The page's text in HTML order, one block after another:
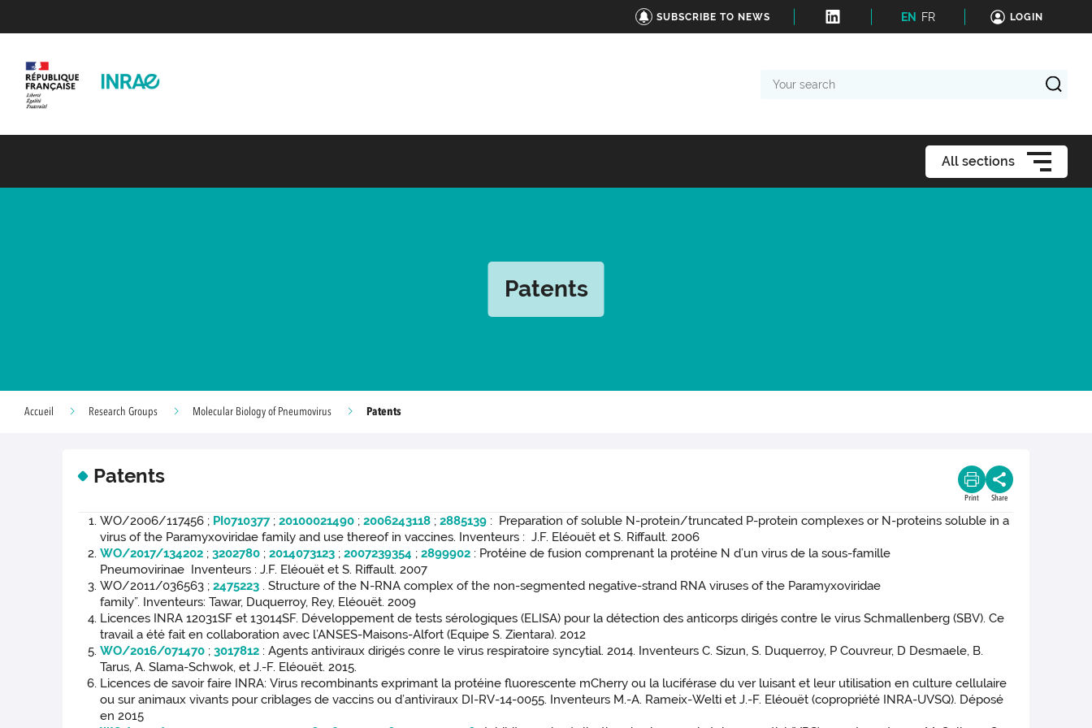
SUBSCRIBE TO NEWS EN FR LOGIN
search
All sections
Patents
Accueil Research Groups Molecular Biology of Pneumovirus Patents
Patents
Print Share
WO/2006/117456 ; PI0710377;20100021490 ;2006243118 ;2885139 : Preparation of soluble N-protein/truncated P-protein complexes or N-proteins soluble in a
virus of the Paramyxoviridae family and use thereof in vaccines. Inventeurs : J.F. Eléouët et S. Riffault. 2006
WO/2017/134202 ;3202780 ;2014073123 ;2007239354 ;2899902 : Protéine de fusion comprenant la protéine N d’un virus de la sous-famille
Pneumovirinae Inventeurs : J.F. Eléouët et S. Riffault. 2007
WO/2011/036563 ;2475223 . Structure of the N-RNA complex of the non-segmented negative-strand RNA viruses of the Paramyxoviridae
family”. Inventeurs: Tawar, Duquerroy, Rey, Eléouët. 2009
Licences INRA 12031SF et 13014SF. Développement de tests sérologiques (ELISA) pour la détection des anticorps dirigés contre le virus Schmallenberg (SBV). Ce
travail a été fait en collaboration avec l’ANSES-Maisons-Alfort (Equipe S. Zientara). 2012
WO/2016/071470 ;3017812 : Agents antiviraux dirigés conre le virus respiratoire syncytial. 2014. Inventeurs C. Sizun, S. Duquerroy, P Couvreur, D Desmaele, B.
Tarus, A. Slama-Schwok, et J.-F. Eléouët. 2015.
Licences de savoir faire INRA: Virus recombinants exprimant la protéine fluorescente mCherry ou la luciférase du ver luisant et leur utilisation en culture cellulaire
ou sur animaux vivants pour criblages de vaccins ou d’antiviraux DI-RV-14-0055. Inventeurs M.-A. Rameix-Welti et J.-F. Eléouët (copropriété INRA-UVSQ). Déposé
en 2015